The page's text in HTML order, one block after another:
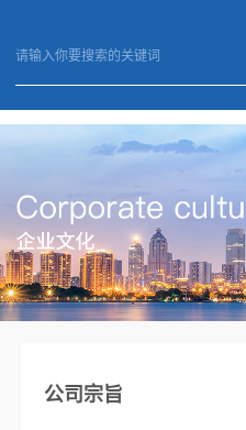
公司宗旨